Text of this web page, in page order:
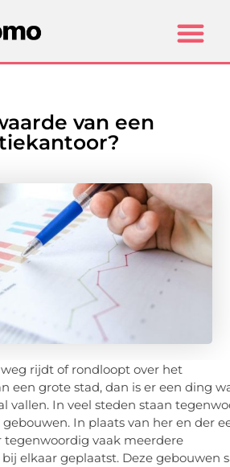
van een
rijdt of rondloopt over het
een grote stad, dan is er een ding
vallen. In veel steden staan
In plaats van her en der
tegenwoordig vaak meerdere
elkaar geplaatst. Deze gebouwen